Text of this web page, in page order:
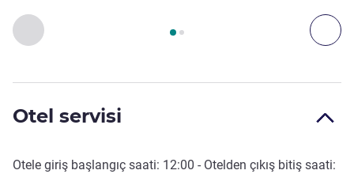
Önceki - Erişim ve Ulaşım
Sayfa
Otel servisi
Otele giriş başlangıç saati: 12:00 - Otelden çıkış bitiş saati: